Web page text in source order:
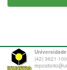
(42) 3621-